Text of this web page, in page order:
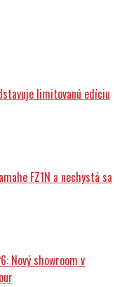
limitovanú edíciu
FZ1N a nechystá sa
Nový showroom v